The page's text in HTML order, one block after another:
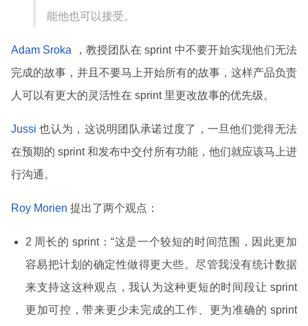
能他也可以接受。
Adam Sroka
，教授团队在 sprint 中不要开始实现他们无法
完成的故事，并且不要马上开始所有的故事，这样产品负责
人可以有更大的灵活性在 sprint 里更改故事的优先级。
Jussi也认为，这说明团队承诺过度了，一旦他们觉得无法
在预期的 sprint 和发布中交付所有功能，他们就应该马上进
行沟通。
Roy Morien 提出了两个观点：
2 周长的 sprint：“这是一个较短的时间范围，因此更加
容易把计划的确定性做得更大些。尽管我没有统计数据
来支持这这种观点，我认为这种更短的时间段让 sprint
更加可控，带来更少未完成的工作、更为准确的 sprint